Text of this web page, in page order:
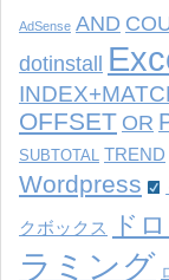
AdSense AND
dotinstall
OFFSET OR
SUBTOTAL TREND
Wordpress
クボックス ド
ラミング